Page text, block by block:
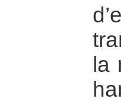
la